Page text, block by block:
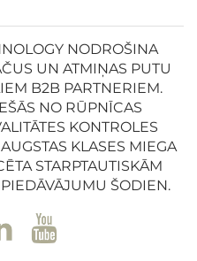
NODROŠINA
UN ATMIŅAS PUTU
B2B PARTNERIEM.
NO RŪPNĪCAS
KONTROLES
KLASES MIEGA
STARPTAUTISKĀM
ŠODIEN.